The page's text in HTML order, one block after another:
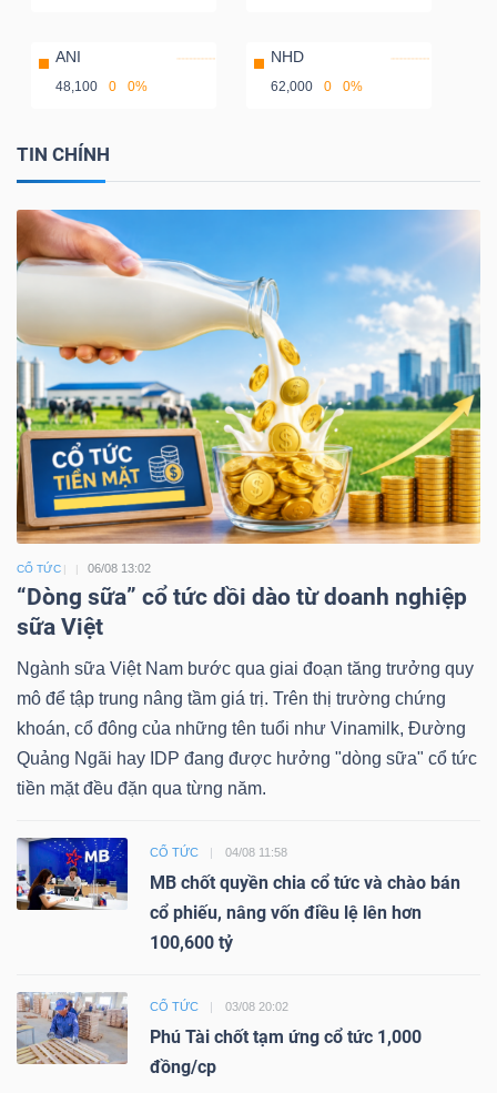
ANI
48,100 0 0%
NHD
62,000 0 0%
TIN CHÍNH
CỔ TỨC 06/08 13:02
“Dòng sữa” cổ tức dồi dào từ doanh nghiệp
sữa Việt
Ngành sữa Việt Nam bước qua giai đoạn tăng trưởng quy
mô để tập trung nâng tầm giá trị. Trên thị trường chứng
khoán, cổ đông của những tên tuổi như Vinamilk, Đường
Quảng Ngãi hay IDP đang được hưởng "dòng sữa" cổ tức
tiền mặt đều đặn qua từng năm.
CỔ TỨC 04/08 11:58
MB chốt quyền chia cổ tức và chào bán
cổ phiếu, nâng vốn điều lệ lên hơn
100,600 tỷ
CỔ TỨC 03/08 20:02
Phú Tài chốt tạm ứng cổ tức 1,000
đồng/cp